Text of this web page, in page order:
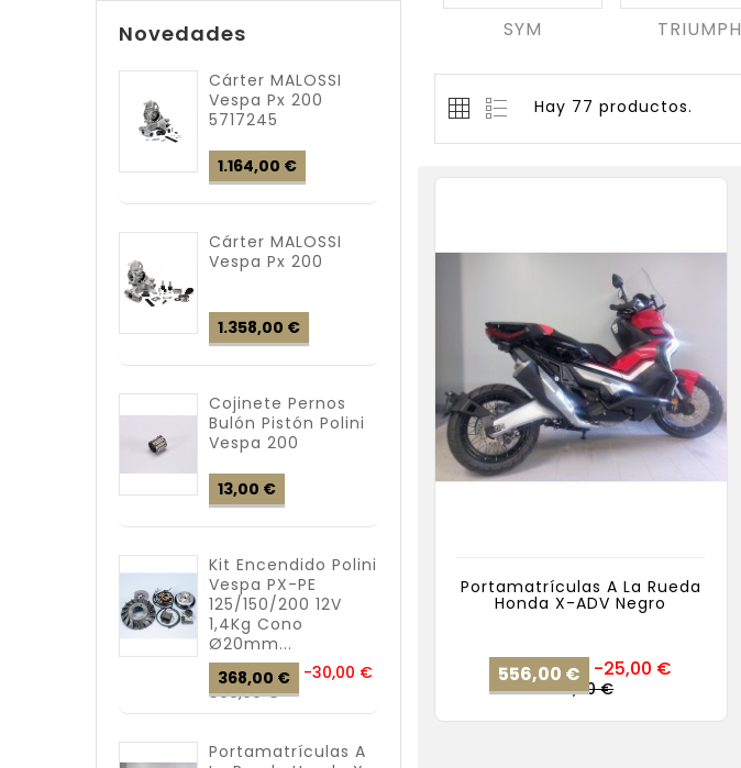
Novedades
Cárter MALOSSI
Vespa Px 200
5717245
1.164,00 €
Cárter MALOSSI
Vespa Px 200
1.358,00 €
Cojinete Pernos
Bulón Pistón Polini
Vespa 200
13,00 €
Kit Encendido Polini
Vespa PX-PE
125/150/200 12V
1,4Kg Cono
Ø20mm...
368,00 €
Precio
-30,00 €
398,00 €Precio
Portamatrículas A
SYM TRIUMPH
Hay 77 productos.
Portamatrículas A La Rueda
Honda X-ADV Negro
556,00 € Precio
base
-25,00 €
581,00 €Precio